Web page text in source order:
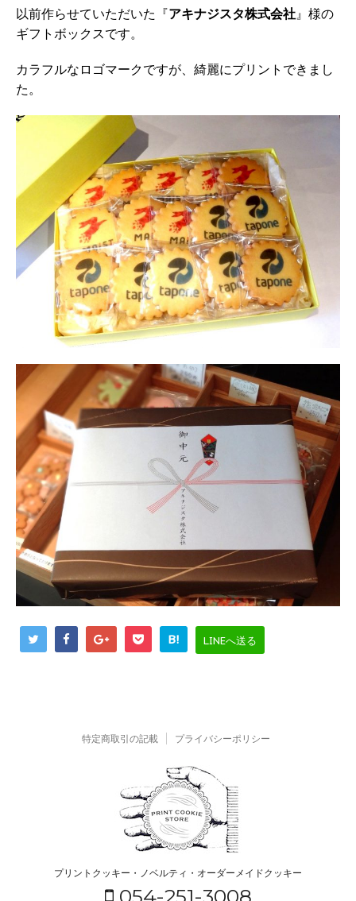
以前作らせていただいた『アキナジスタ株式会社 』様の
ギフトボックスです。
カラフルなロゴマークですが、綺麗にプリントできまし
た。
B! LINEへ送る
特定商取引の記載 プライバシーポリシー
プリントクッキー・ノベルティ・オーダーメイドクッキー